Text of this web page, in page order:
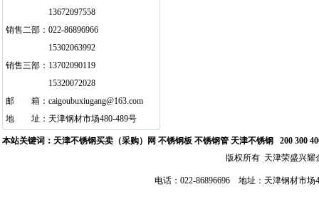
13672097558
销售二部： 022-86896966
15302063992
销售三部： 13702090119
15320072028
邮
箱： caigoubuxiugang@163.com
地
址： 天津钢材市场480-489号
本站关键词： 天津不锈钢买卖（采购）网 不锈钢板 不锈钢管 天津不锈钢
200 300
版权所有 天津荣盛兴
电话：022-86896696 地址：天津钢材市